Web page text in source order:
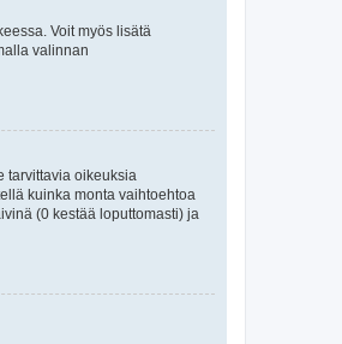
Voit myös lisätä
valinnan
tarvittavia oikeuksia
kuinka monta vaihtoehtoa
(0 kestää loputtomasti) ja